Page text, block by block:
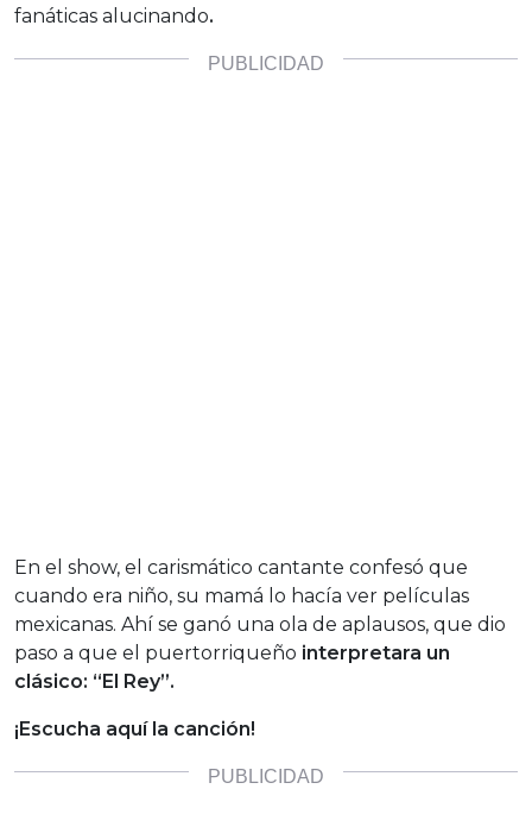
fanáticas alucinando.
En el show, el carismático cantante confesó que
cuando era niño, su mamá lo hacía ver películas
mexicanas. Ahí se ganó una ola de aplausos, que dio
paso a que el puertorriqueño interpretara un
clásico: “El Rey”.
¡Escucha aquí la canción!